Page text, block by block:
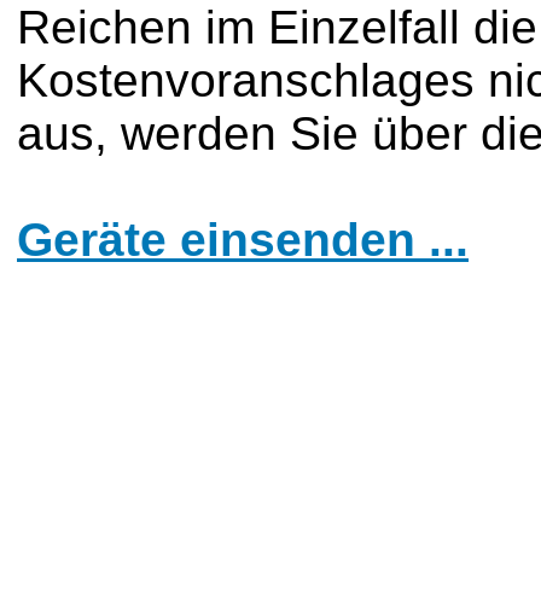
Reichen im Einzelfall
Kostenvoranschlages
aus, werden Sie über
Geräte einsenden ...